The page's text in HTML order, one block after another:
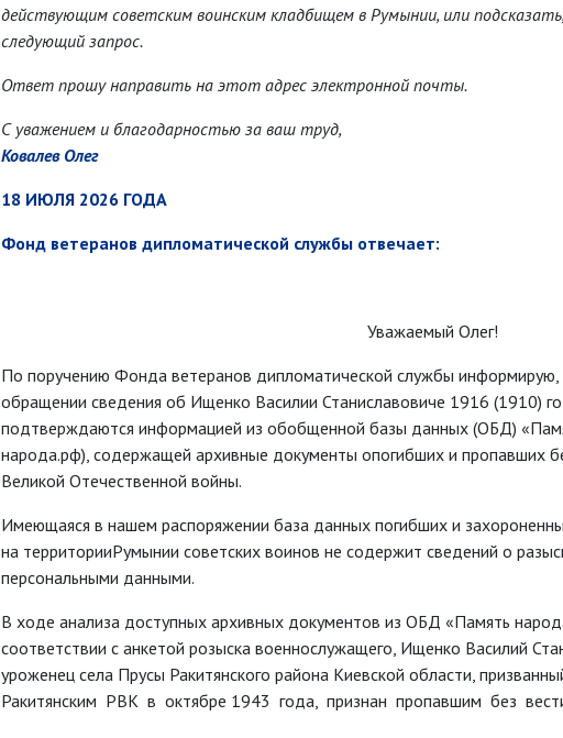
действующим советским воинским кладбищем в Румынии, или
следующий запрос.
Ответ прошу направить на этот адрес электронной почты.
С уважением и благодарностью за ваш труд,
Ковалев Олег
18 ИЮЛЯ 2026 ГОДА
Фонд ветеранов дипломатической службы отвечает:
Уважаемый Олег!
По поручению Фонда ветеранов дипломатической службы
обращении сведения об Ищенко Василии Станиславовиче 1916 (1910)
подтверждаются информацией из обобщенной базы данных (ОБД)
народа.рф), содержащей архивные документы опогибших и пропавших
Великой Отечественной войны.
Имеющаяся в нашем распоряжении база данных погибших и
на территорииРумынии советских воинов не содержит сведений о
персональными данными.
В ходе анализа доступных архивных документов из ОБД «Память
соответствии с анкетой розыска военнослужащего, Ищенко Василий
уроженец села Прусы Ракитянского района Киевской области,
Ракитянским РВК в октябре 1943 года, признан пропавшим без